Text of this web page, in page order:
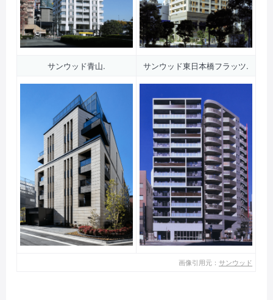
サンウッド青山. サンウッド東日本橋フラッツ.
画像引用元： サンウッド